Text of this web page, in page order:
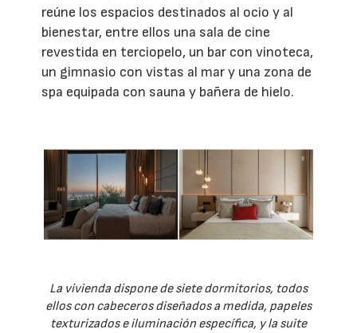
reúne los espacios destinados al ocio y al
bienestar, entre ellos una sala de cine
revestida en terciopelo, un bar con vinoteca,
un gimnasio con vistas al mar y una zona de
spa equipada con sauna y bañera de hielo.
La vivienda dispone de siete dormitorios, todos
ellos con cabeceros diseñados a medida, papeles
texturizados e iluminación específica, y la suite